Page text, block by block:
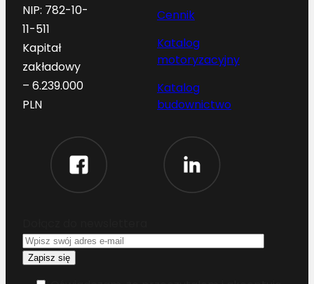
NIP: 782-10-
11-511
Kapitał
zakładowy
– 6.239.000
PLN
Cennik
Katalog
motoryzacyjny
Katalog
budownictwo